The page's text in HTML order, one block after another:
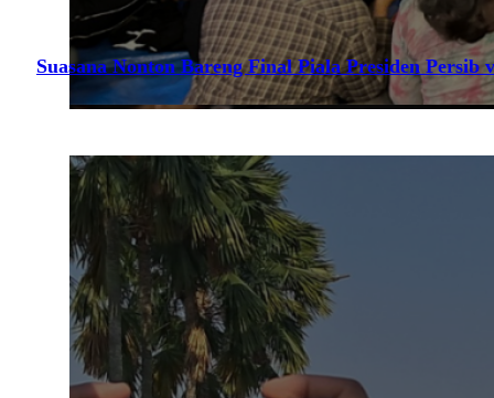
Suasana Nonton Bareng Final Piala Presiden Persib